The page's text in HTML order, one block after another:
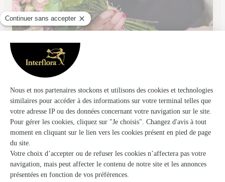
Fleurs & Elegance
Bordes
Parc d'activité Clément Ader
Voir la boutique